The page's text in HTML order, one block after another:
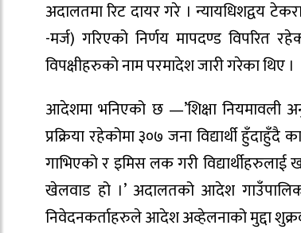
अदालतमा रिट दायर गरे । न्यायधिशद्वय
-मर्ज) गरिएको निर्णय मापदण्ड विपरित
विपक्षीहरुको नाम परमादेश जारी गरेका थिए ।
आदेशमा भनिएको छ —’शिक्षा नियमावली
प्रक्रिया रहेकोमा ३०७ जना विद्यार्थी हुँदाहुँदै
गाभिएको र इमिस लक गरी
खेलवाड हो ।’ अदालतको आदेश
निवेदनकर्ताहरुले आदेश अव्हेलनाको मुद्दा